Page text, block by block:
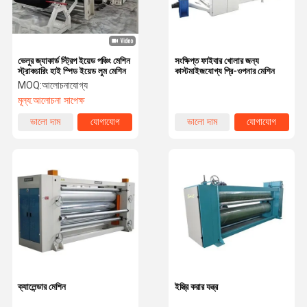
সংক্ষিপ্ত ফাইবার খোলার জন্য
কাস্টমাইজযোগ্য প্রি-ওপনার মেশিন
ভালো দাম যোগাযোগ
ভেলুর জ্যাকার্ড স্ট্রিপ ইয়েড পঞ্চিং মেশিন
স্ট্রাকচারিং হাই স্পিড ইয়েড লুম মেশিন
MOQ:আলোচনাযোগ্য
মূল্য:আলোচনা সাপেক্ষ
ভালো দাম
যোগাযোগ
ইস্ত্রি করার যন্ত্র
ক্যালেন্ডার মেশিন